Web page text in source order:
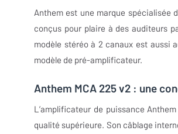
Anthem est une marque spécialisée
conçus pour plaire à des auditeurs
modèle stéréo à 2 canaux est aussi
modèle de pré-amplificateur.
Anthem MCA 225 v2 : une
L’amplificateur de puissance
qualité supérieure. Son câblage